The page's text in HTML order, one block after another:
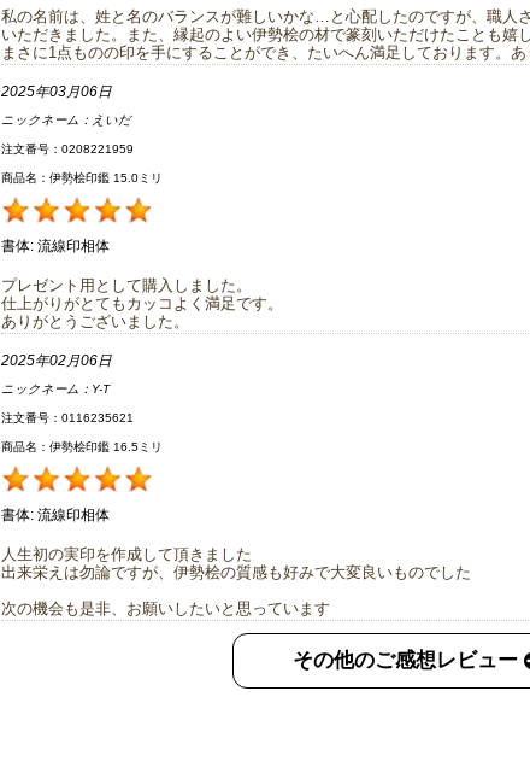
私の名前は、姓と名のバランスが難しいかな…と心配したのですが、職人
いただきました。また、縁起のよい伊勢桧の材で篆刻いただけたことも嬉
まさに1点ものの印を手にすることができ、たいへん満足しております。あ
2025年03月06日
ニックネーム： えいだ
注文番号：0208221959
商品名：伊勢桧印鑑 15.0ミリ
書体: 流線印相体
プレゼント用として購入しました。
仕上がりがとてもカッコよく満足です。
ありがとうございました。
2025年02月06日
ニックネーム： Y-T
注文番号：0116235621
商品名：伊勢桧印鑑 16.5ミリ
書体: 流線印相体
人生初の実印を作成して頂きました
出来栄えは勿論ですが、伊勢桧の質感も好みで大変良いものでした
次の機会も是非、お願いしたいと思っています
その他のご感想レビュー